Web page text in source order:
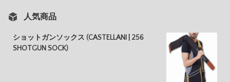
人気商品
ショットガンソックス (CASTELLANI | 256
SHOTGUN SOCK)